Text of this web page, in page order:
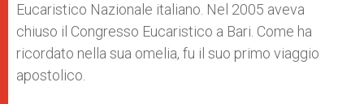
Eucaristico Nazionale italiano. Nel 2005 aveva
chiuso il Congresso Eucaristico a Bari. Come ha
ricordato nella sua omelia, fu il suo primo viaggio
apostolico.